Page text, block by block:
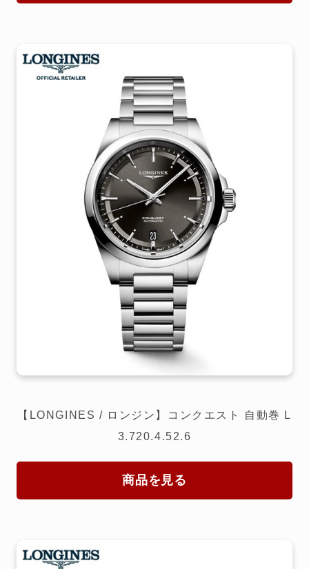
【LONGINES / ロンジン】コンクエスト 自動巻 L
3.720.4.52.6
商品を見る